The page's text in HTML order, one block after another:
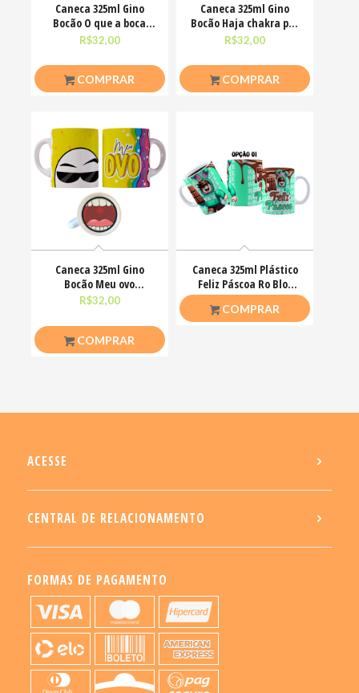
Caneca 325ml Gino
Bocão O que a boca
não fala, os olhos
R$32,00
COMPRAR
Caneca 325ml Gino
Bocão Haja chakra pra
alinha nessa vida
R$32,00
COMPRAR
Caneca 325ml Gino
Bocão Meu ovo
Engraçadas Meme
R$32,00
COMPRAR
Caneca 325ml Plástico
Feliz Páscoa Ro Blox
Bloquinhos
COMPRAR
ACESSE
CENTRAL DE RELACIONAMENTO
FORMAS DE PAGAMENTO